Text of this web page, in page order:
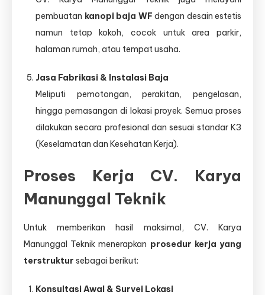
pembuatan kanopi baja WF dengan desain estetis
namun tetap kokoh, cocok untuk area parkir,
halaman rumah, atau tempat usaha.
Jasa Fabrikasi & Instalasi Baja
Meliputi pemotongan, perakitan, pengelasan,
hingga pemasangan di lokasi proyek. Semua proses
dilakukan secara profesional dan sesuai standar K3
(Keselamatan dan Kesehatan Kerja).
Proses Kerja CV. Karya
Manunggal Teknik
Untuk memberikan hasil maksimal, CV. Karya
Manunggal Teknik menerapkan prosedur kerja yang
terstruktur sebagai berikut:
Konsultasi Awal & Survei Lokasi